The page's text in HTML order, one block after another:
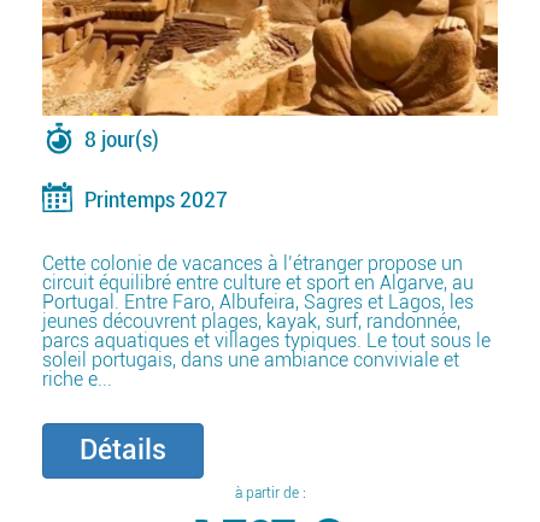
8 jour(s)
Printemps 2027
Cette colonie de vacances à l’étranger propose un
circuit équilibré entre culture et sport en Algarve, au
Portugal. Entre Faro, Albufeira, Sagres et Lagos, les
jeunes découvrent plages, kayak, surf, randonnée,
parcs aquatiques et villages typiques. Le tout sous le
soleil portugais, dans une ambiance conviviale et
riche e...
Détails
à partir de :